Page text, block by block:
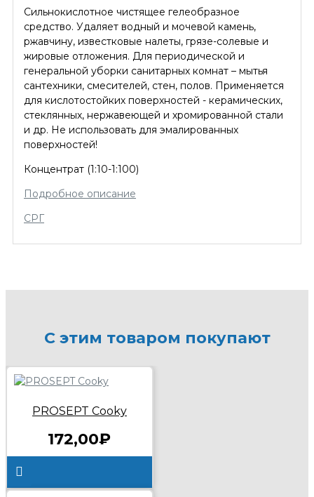
Сильнокислотное чистящее гелеобразное
средство. Удаляет водный и мочевой камень,
ржавчину, известковые налеты, грязе-солевые и
жировые отложения. Для периодической и
генеральной уборки санитарных комнат – мытья
сантехники, смесителей, стен, полов. Применяется
для кислотостойких поверхностей - керамических,
стеклянных, нержавеющей и хромированной стали
и др. Не использовать для эмалированных
поверхностей!
Концентрат (1:10-1:100)
Подробное описание
СРГ
С этим товаром покупают
PROSEPT Cooky
172,00₽